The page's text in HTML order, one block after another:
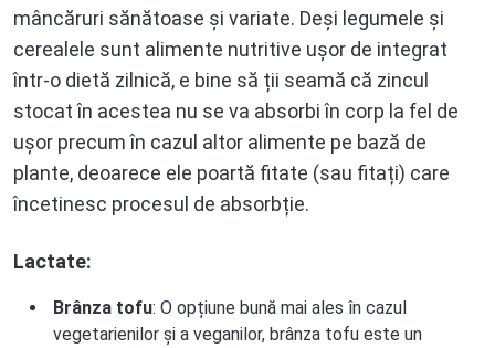
mâncăruri sănătoase și variate. Deși legumele și
cerealele sunt alimente nutritive ușor de integrat
într-o dietă zilnică, e bine să ții seamă că zincul
stocat în acestea nu se va absorbi în corp la fel de
ușor precum în cazul altor alimente pe bază de
plante, deoarece ele poartă fitate (sau fitați) care
încetinesc procesul de absorbție.
Lactate:
Brânza tofu: O opțiune bună mai ales în cazul
vegetarienilor și a veganilor, brânza tofu este un